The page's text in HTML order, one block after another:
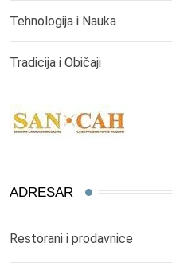
Tehnologija i Nauka
Tradicija i Običaji
ADRESAR
Restorani i prodavnice